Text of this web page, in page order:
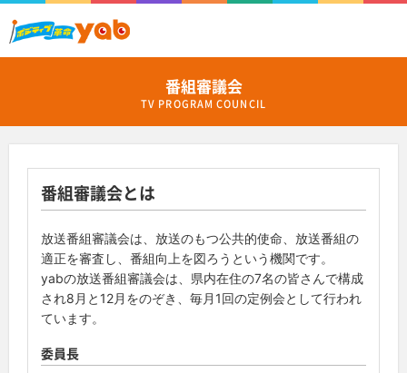
番組審議会
TV PROGRAM COUNCIL
番組審議会とは
放送番組審議会は、放送のもつ公共的使命、放送番組の
適正を審査し、番組向上を図ろうという機関です。
yabの放送番組審議会は、県内在住の7名の皆さんで構成
され8月と12月をのぞき、毎月1回の定例会として行われ
ています。
委員長